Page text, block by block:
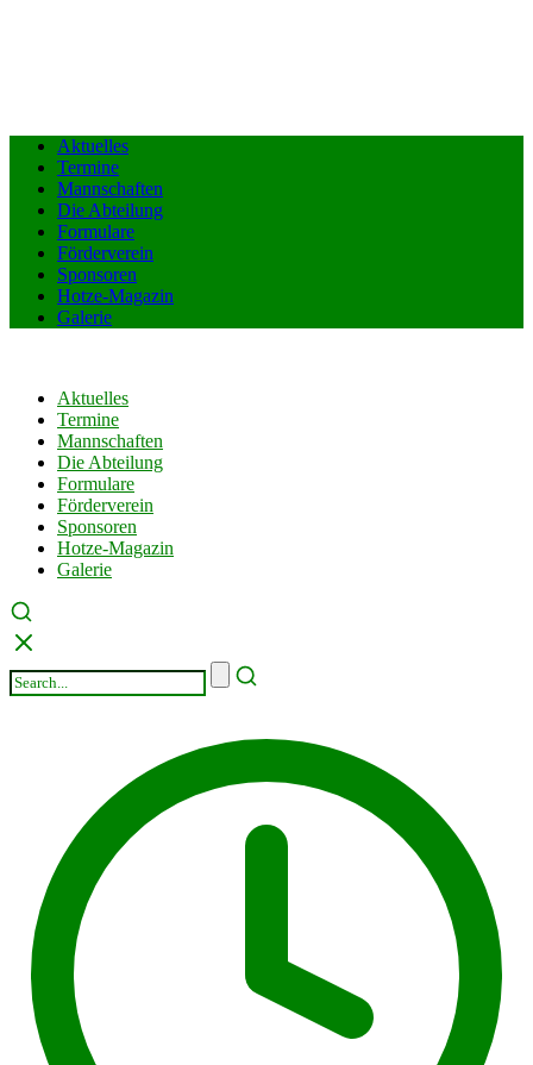
Aktuelles
Termine
Mannschaften
Die Abteilung
Formulare
Förderverein
Sponsoren
Hotze-Magazin
Galerie
Aktuelles
Termine
Mannschaften
Die Abteilung
Formulare
Förderverein
Sponsoren
Hotze-Magazin
Galerie